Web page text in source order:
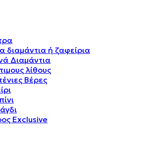
διαμάντια ή ζαφείρια
Διαμάντια
λίθους
Βέρες
Exclusive